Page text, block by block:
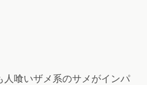
喰いザメ系のサメがインパ